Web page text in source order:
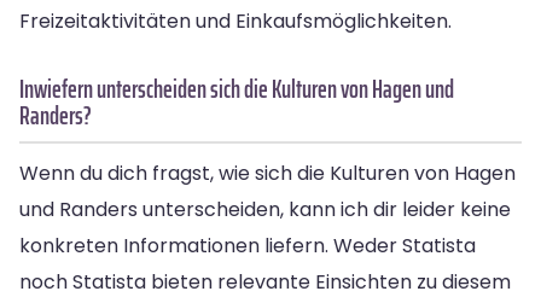
Freizeitaktivitäten und Einkaufsmöglichkeiten.
Inwiefern unterscheiden sich die Kulturen von Hagen und
Randers?
Wenn du dich fragst, wie sich die Kulturen von Hagen
und Randers unterscheiden, kann ich dir leider keine
konkreten Informationen liefern. Weder Statista
noch Statista bieten relevante Einsichten zu diesem